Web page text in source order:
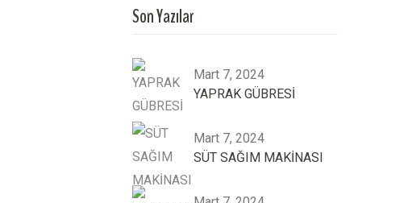
Son Yazılar
Mart 7, 2024
YAPRAK GÜBRESİ
Mart 7, 2024
SÜT SAĞIM MAKİNASI